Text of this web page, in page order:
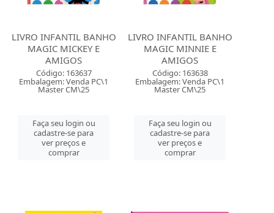
LIVRO INFANTIL BANHO
MAGIC MICKEY E
AMIGOS
Código: 163637
Embalagem: Venda PC\1
Master CM\25
Faça seu login ou
cadastre-se para
ver preços e
comprar
LIVRO INFANTIL BANHO
MAGIC MINNIE E
AMIGOS
Código: 163638
Embalagem: Venda PC\1
Master CM\25
Faça seu login ou
cadastre-se para
ver preços e
comprar